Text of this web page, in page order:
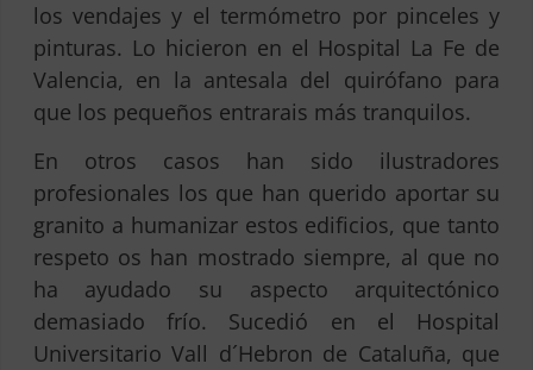
los vendajes y el termómetro por pinceles y
pinturas. Lo hicieron en el Hospital La Fe de
Valencia, en la antesala del quirófano para
que los pequeños entrarais más tranquilos.
En otros casos han sido ilustradores
profesionales los que han querido aportar su
granito a humanizar estos edificios, que tanto
respeto os han mostrado siempre, al que no
ha ayudado su aspecto arquitectónico
demasiado frío. Sucedió en el
Hospital
Universitario Vall d´Hebron de Cataluña, que